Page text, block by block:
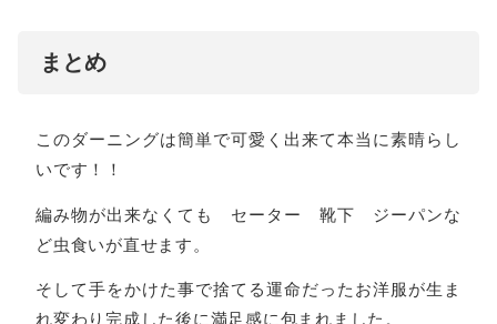
まとめ
このダーニングは簡単で可愛く出来て本当に素晴らし
いです！！
編み物が出来なくても セーター 靴下 ジーパンな
ど虫食いが直せます。
そして手をかけた事で捨てる運命だったお洋服が生ま
れ変わり完成した後に満足感に包まれました。